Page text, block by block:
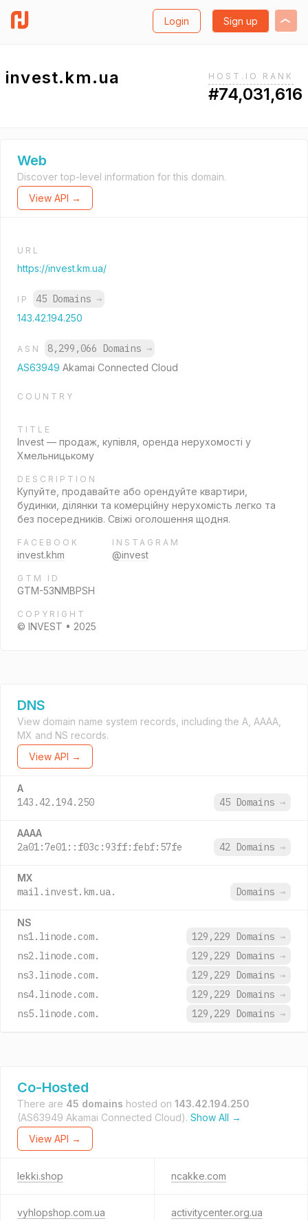
Login Sign up
invest.km.ua HOST.IO RANK
#74,031,616
Web
Discover top-level information for this domain.
View API →
URL
https://invest.km.ua/
IP 45 Domains →
143.42.194.250
ASN 8,299,066 Domains →
AS63949 Akamai Connected Cloud
COUNTRY
TITLE
Invest — продаж, купівля, оренда нерухомості у
Хмельницькому
DESCRIPTION
Купуйте, продавайте або орендуйте квартири,
будинки, ділянки та комерційну нерухомість легко та
без посередників. Свіжі оголошення щодня.
FACEBOOK
invest.khm
INSTAGRAM
@invest
GTM ID
GTM-53NMBPSH
COPYRIGHT
© INVEST • 2025
DNS
View domain name system records, including the A, AAAA,
MX and NS records.
View API →
A
143.42.194.250 45 Domains →
AAAA
2a01:7e01::f03c:93ff:febf:57fe 42 Domains →
MX
mail.invest.km.ua. Domains →
NS
ns1.linode.com. 129,229 Domains →
ns2.linode.com.
129,229 Domains →
ns3.linode.com.
129,229 Domains →
ns4.linode.com.
129,229 Domains →
ns5.linode.com.
129,229 Domains →
Co-Hosted
There are 45 domains hosted on 143.42.194.250
(AS63949 Akamai Connected Cloud). Show All →
View API →
lekki.shop ncakke.com
vyhlopshop.com.ua activitycenter.org.ua